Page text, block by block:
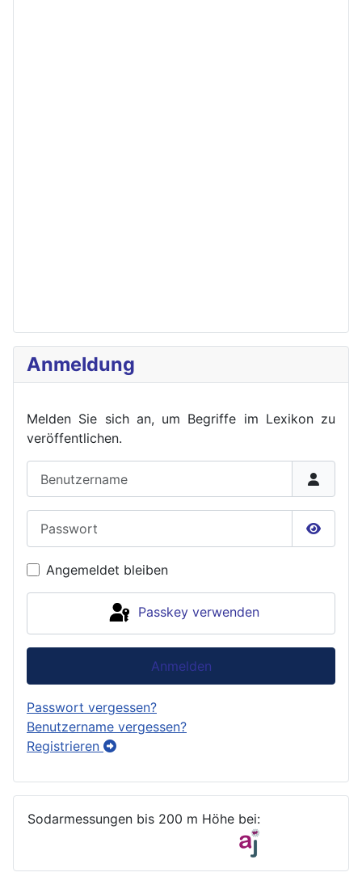
Anmeldung
Melden Sie sich an, um Begriffe im Lexikon zu
veröffentlichen.
Angemeldet bleiben
Passkey verwenden
Anmelden
Passwort vergessen?
Benutzername vergessen?
Registrieren
Sodarmessungen bis 200 m Höhe bei: